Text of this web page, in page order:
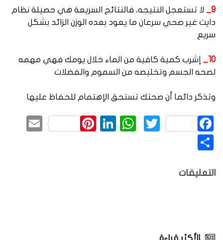
9_
لا تستعجل النتيجه، فالنتائج السريعة هي حصيلة نظام
دايت غير صحي سرعان ما يعود بعده الوزن الزائد بشكل
سريع
10_
إشرب كمية كافية من الماء خلال يومك فهي مهمه
لصحه الجسم وتخليصه من السموم والفضلات
وتذكر دائما أن صحتك تستحق الإهتمام للحفاظ عليها
Facebook
Twitter
WhatsApp
LinkedIn
Pinterest
التعليقات